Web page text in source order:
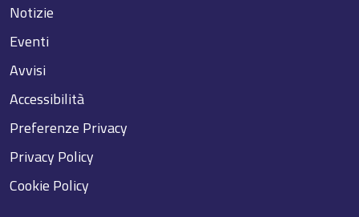
Notizie
Eventi
Avvisi
Accessibilità
Preferenze Privacy
Privacy Policy
Cookie Policy